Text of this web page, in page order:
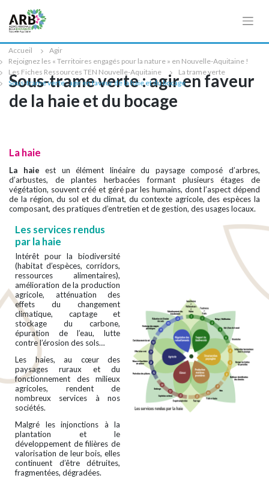
Accueil
Agir
Rejoignez les « Territoires engagés pour la nature » en Nouvelle-Aquitaine !
Les Fiches Ressources TEN Nouvelle-Aquitaine
La trame verte
Sous-trame verte : agir en faveur de la haie et du bocage
Sous-trame verte : agir en faveur
de la haie et du bocage
La haie
La haieest un élément linéaire du paysage composé d’arbres,
d’arbustes, de plantes herbacées formant plusieurs étages de
végétation, souvent créé et géré par les humains, dont l’aspect dépend
de la région, du sol et du climat, du contexte agricole, des espèces la
composant, des pratiques d’entretien et de gestion, des usages locaux.
Les services rendus
par la haie
Intérêt pour la biodiversité
(habitat d’espèces, corridors,
ressources alimentaires),
amélioration de la production
agricole, atténuation des
effets du changement
climatique, captage et
stockage du carbone,
épuration de l’eau, lutte
contre l’érosion des sols…
Les haies, au cœur des
paysages ruraux et du
fonctionnement des milieux
agricoles, rendent de
nombreux services à nos
sociétés.
Malgré les injonctions à la
plantation et le
développement de filières de
valorisation de leur bois, elles
continuent d’être détruites,
fragmentées, dégradées.